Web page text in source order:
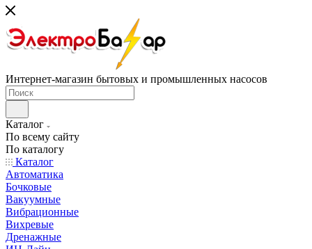
Интернет-магазин бытовых и промышленных насосов
Каталог
По всему сайту
По каталогу
Каталог
Автоматика
Бочковые
Вакуумные
Вибрационные
Вихревые
Дренажные